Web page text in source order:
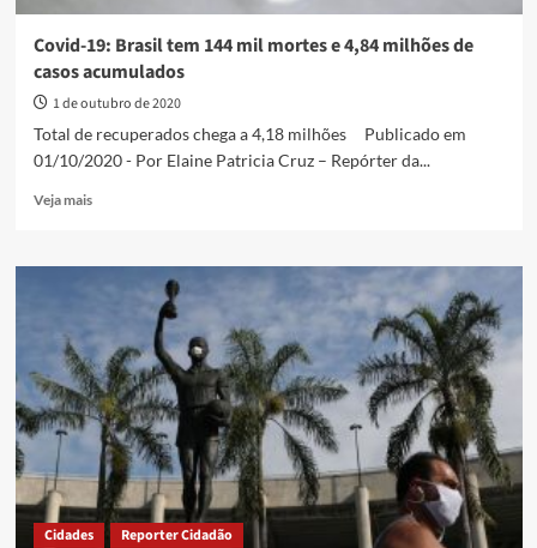
Covid-19: Brasil tem 144 mil mortes e 4,84 milhões de
casos acumulados
1 de outubro de 2020
Total de recuperados chega a 4,18 milhões Publicado em
01/10/2020 - Por Elaine Patricia Cruz – Repórter da...
Veja maisRead
Covid-
144
mil
mortes
e
4,84
milhões
de
casos
acumulados
Cidades Reporter Cidadão